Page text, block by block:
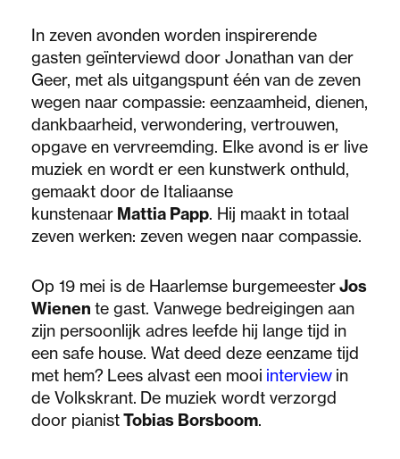
In zeven avonden worden inspirerende
gasten geïnterviewd door Jonathan van der
Geer, met als uitgangspunt één van de zeven
wegen naar compassie: eenzaamheid, dienen,
dankbaarheid, verwondering, vertrouwen,
opgave en vervreemding. Elke avond is er live
muziek en wordt er een kunstwerk onthuld,
gemaakt door de Italiaanse
kunstenaar Mattia Papp. Hij maakt in totaal
zeven werken: zeven wegen naar compassie.
Op 19 mei is de Haarlemse burgemeesterJos
Wienen te gast. Vanwege bedreigingen aan
zijn persoonlijk adres leefde hij lange tijd in
een safe house. Wat deed deze eenzame tijd
met hem? Lees alvast een mooi interview in
de Volkskrant. De muziek wordt verzorgd
door pianistTobias Borsboom.